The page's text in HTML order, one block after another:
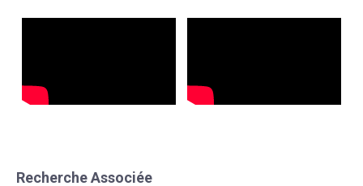
Recherche Associée